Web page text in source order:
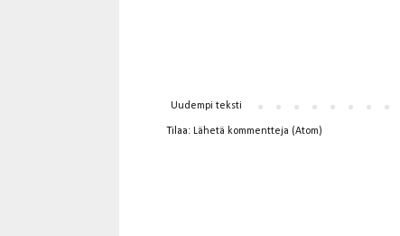
Uudempi teksti
Tilaa: Lähetä kommentteja (Atom)